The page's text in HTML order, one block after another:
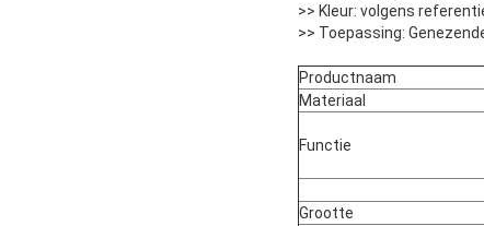
>> Kleur: volgens
>> Toepassing:
Productnaam
Materiaal
Functie
Grootte